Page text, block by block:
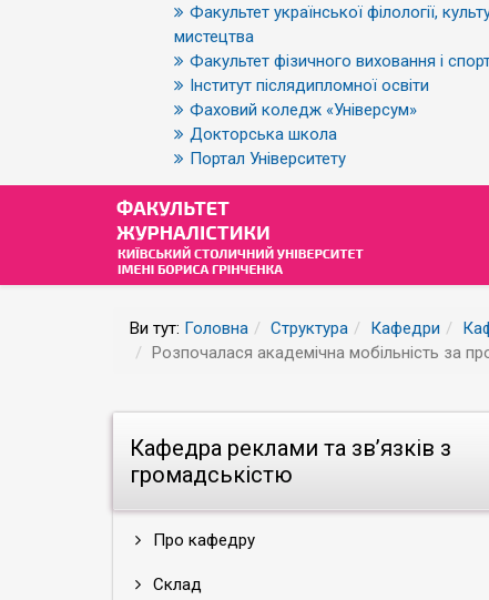
Факультет української філології,
мистецтва
Факультет фізичного виховання і
Інститут післядипломної освіти
Фаховий коледж «Універсум»
Докторська школа
Портал Університету
Ви тут: Головна Структура Кафедри
Розпочалася академічна мобільність за
Кафедра реклами та зв’язків з
громадськістю
Про кафедру
Склад